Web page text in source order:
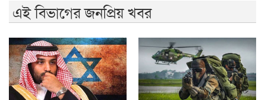
এই বিভাগের জনপ্রিয় খবর